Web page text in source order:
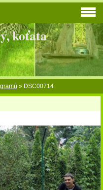
koťata
» DSC00714